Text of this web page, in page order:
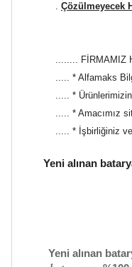
. Çözülmeyecek
........ FİRMAMIZ
..... * Alfamaks
..... *
..... * Amacımız
..... * İşbirliğiniz
Yeni alınan
Yeni alınan